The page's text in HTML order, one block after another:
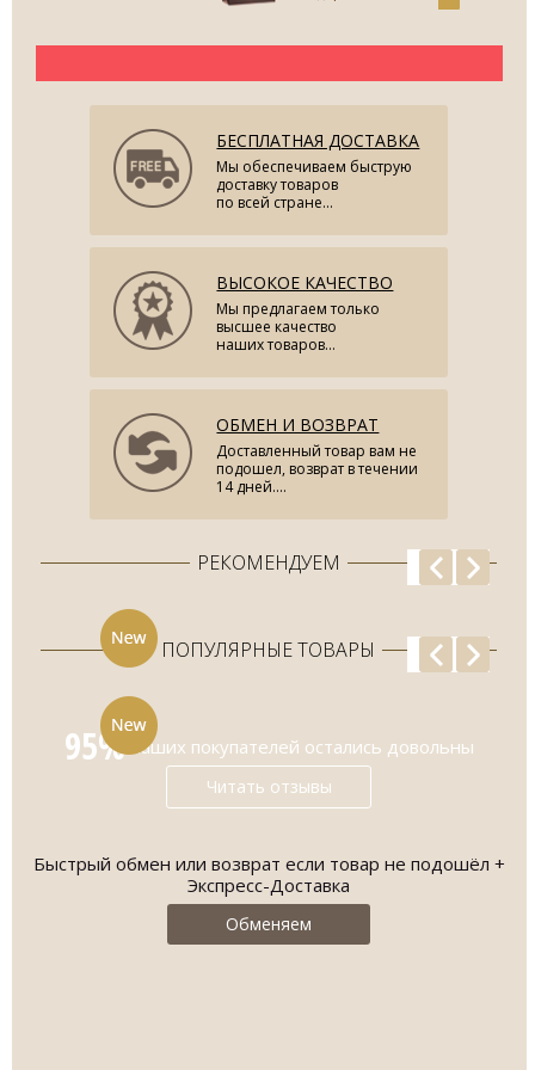
БЕСПЛАТНАЯ ДОСТАВКА
Мы обеспечиваем быструю
доставку товаров
по всей стране...
ВЫСОКОЕ КАЧЕСТВО
Мы предлагаем только
высшее качество
наших товаров...
ОБМЕН И ВОЗВРАТ
Доставленный товар вам не
подошел, возврат в течении
14 дней....
РЕКОМЕНДУЕМ
ПОПУЛЯРНЫЕ ТОВАРЫ
95% наших покупателей остались довольны
Читать отзывы
Быстрый обмен или возврат если товар не подошёл +
Экспресс-Доставка
Обменяем